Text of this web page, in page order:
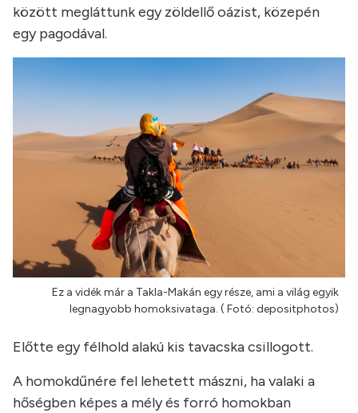
között megláttunk egy zöldellő oázist, közepén
egy pagodával.
Ez a vidék már a Takla-Makán egy része, ami a világ egyik
legnagyobb homoksivataga. ( Fotó: depositphotos)
Előtte egy félhold alakú kis tavacska csillogott.
A homokdűnére fel lehetett mászni, ha valaki a
hőségben képes a mély és forró homokban